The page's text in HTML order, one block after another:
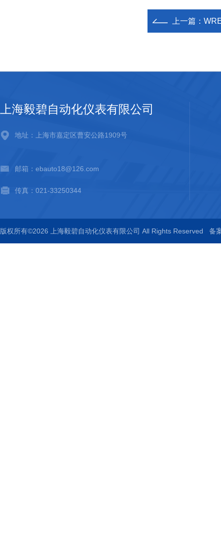
上一篇：
上海毅碧自动化仪表有限公司
地址：上海市嘉定区曹安公路1909号
邮箱：ebauto18@126.com
传真：021-33250344
版权所有©2026 上海毅碧自动化仪表有限公司 All Rights Reserved 备